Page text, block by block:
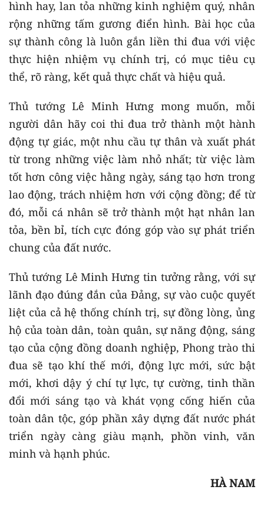
hình hay, lan tỏa những kinh nghiệm quý, nhân
rộng những tấm gương điển hình. Bài học của
sự thành công là luôn gắn liền thi đua với việc
thực hiện nhiệm vụ chính trị, có mục tiêu cụ
thể, rõ ràng, kết quả thực chất và hiệu quả.
Thủ tướng Lê Minh Hưng mong muốn, mỗi
người dân hãy coi thi đua trở thành một hành
động tự giác, một nhu cầu tự thân và xuất phát
từ trong những việc làm nhỏ nhất; từ việc làm
tốt hơn công việc hằng ngày, sáng tạo hơn trong
lao động, trách nhiệm hơn với cộng đồng; để từ
đó, mỗi cá nhân sẽ trở thành một hạt nhân lan
tỏa, bền bỉ, tích cực đóng góp vào sự phát triển
chung của đất nước.
Thủ tướng Lê Minh Hưng tin tưởng rằng, với sự
lãnh đạo đúng đắn của Đảng, sự vào cuộc quyết
liệt của cả hệ thống chính trị, sự đồng lòng, ủng
hộ của toàn dân, toàn quân, sự năng động, sáng
tạo của cộng đồng doanh nghiệp, Phong trào thi
đua sẽ tạo khí thế mới, động lực mới, sức bật
mới, khơi dậy ý chí tự lực, tự cường, tinh thần
đổi mới sáng tạo và khát vọng cống hiến của
toàn dân tộc, góp phần xây dựng đất nước phát
triển ngày càng giàu mạnh, phồn vinh, văn
minh và hạnh phúc.
HÀ NAM